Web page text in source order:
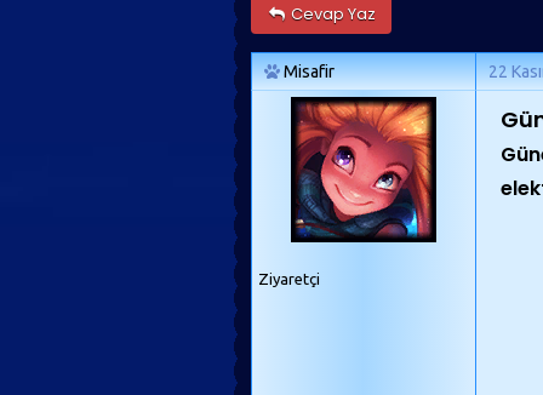
Cevap Yaz
Misafir 22
Ziyaretçi